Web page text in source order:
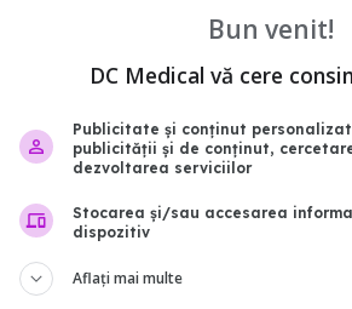
că nu este o coincidență.
transpirații nocturne. În
din sânge are potențialul de a
comune precum aspirina și
de cap și migrenele, pot fi de
Bun venit!
DC Medical vă cere
Publicitate și conținut
publicității și de conținut,
dezvoltarea serviciilor
Stocarea și/sau accesarea
dispozitiv
Aflați mai multe